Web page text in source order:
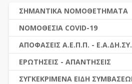
ΣΗΜΑΝΤΙΚΑ ΝΟΜΟΘΕΤΗΜΑΤΑ
ΔΗΜΟΣΙΕΣ ΣΥΜΒΑΣΕΙΣ (Ν. 4412/
ΔΗΜΟΤΙΚΟΣ ΚΩΔΙΚΑΣ (Ν.3463/
ΚΑΛΛΙΚΡΑΤΗΣ (Ν.3852/2010)
ΝΟΜΟΘΕΣΙΑ - ΝΟΜΟΛΟΓΙΑ
ΝΟΜΟΘΕΣΙΑ COVID-19
ΝΟΜΟΘΕΣΙΑ - ΝΟΜΟΛΟΓΙΑ
ΕΡΩΤΗΣΕΙΣ - ΑΠΑΝΤΗΣΕΙΣ
ΑΠΟΦΑΣΕΙΣ Α.Ε.Π.Π. - Ε.Α.ΔΗ.ΣΥ.
ΠΡΟΔΙΚΑΣΤΙΚΗ ΠΡΟΣΦΥΓΗ
ΓΕΝΙΚΟΙ ΚΑΝΟΝΕΣ
ΕΡΩΤΗΣΕΙΣ - ΑΠΑΝΤΗΣΕΙΣ
Ν. 4782/2021 - ΤΡΟΠΟΠΟΙΗΣΗ
ΣΥΓΚΕΚΡΙΜΕΝΑ ΕΙΔΗ